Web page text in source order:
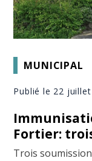
MUNICIPAL
Publié le 22
Fortier:
Trois